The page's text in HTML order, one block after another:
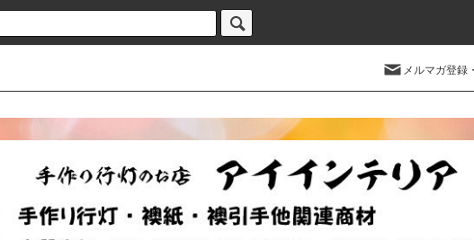
メルマガ登録